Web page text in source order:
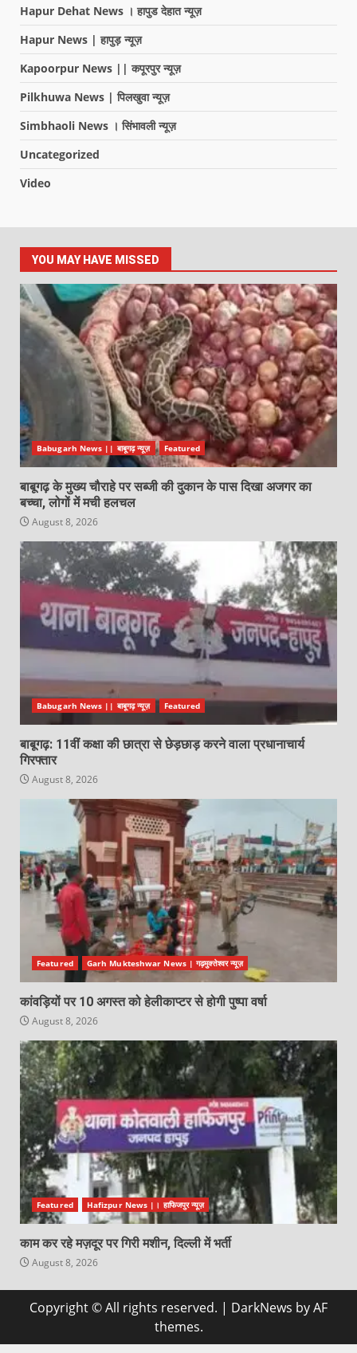
Hapur Dehat News । हापुड देहात न्यूज़
Hapur News | हापुड़ न्यूज़
Kapoorpur News || कपूरपुर न्यूज़
Pilkhuwa News | पिलखुवा न्यूज़
Simbhaoli News । सिंभावली न्यूज़
Uncategorized
Video
YOU MAY HAVE MISSED
Babugarh News || बाबूगढ़ न्यूज़ Featured
बाबूगढ़ के मुख्य चौराहे पर सब्जी की दुकान के पास दिखा अजगर का
बच्चा, लोगों में मची हलचल
August 8, 2026
Babugarh News || बाबूगढ़ न्यूज़ Featured
बाबूगढ़: 11वीं कक्षा की छात्रा से छेड़छाड़ करने वाला प्रधानाचार्य
गिरफ्तार
August 8, 2026
Featured Garh Mukteshwar News | गढ़मुक्तेश्वर न्यूज़
कांवड़ियों पर 10 अगस्त को हेलीकाप्टर से होगी पुष्पा वर्षा
August 8, 2026
Featured Hafizpur News |। हाफिजपुर न्यूज़
काम कर रहे मज़दूर पर गिरी मशीन, दिल्ली में भर्ती
August 8, 2026
Copyright © All rights reserved. | DarkNews by AF
themes.